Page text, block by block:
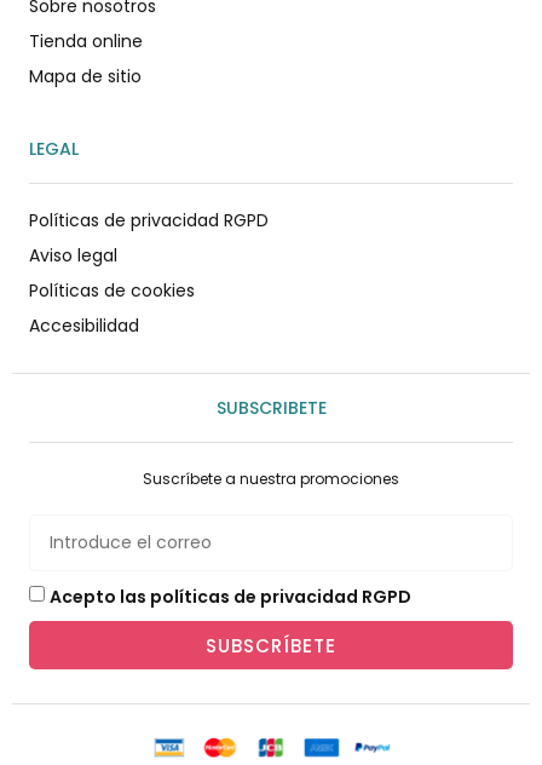
Sobre nosotros
Tienda online
Mapa de sitio
LEGAL
Políticas de privacidad RGPD
Aviso legal
Políticas de cookies
Accesibilidad
SUBSCRIBETE
Suscríbete a nuestra promociones
Acepto las políticas de privacidad RGPD
SUBSCRÍBETE